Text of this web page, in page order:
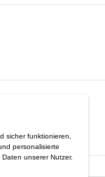
sicher funktionieren,
personalisierte
unserer Nutzer.